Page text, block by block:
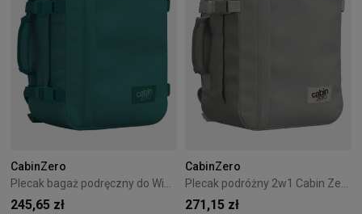
CabinZero
Plecak bagaż podręczny do Wizzair Cabin Zero Classic 28L Meadow Green
245,65 zł
CabinZero
Plecak podróżny 2w1 Cabin Zero Classic Tech 28L Silver Storm
271,15 zł